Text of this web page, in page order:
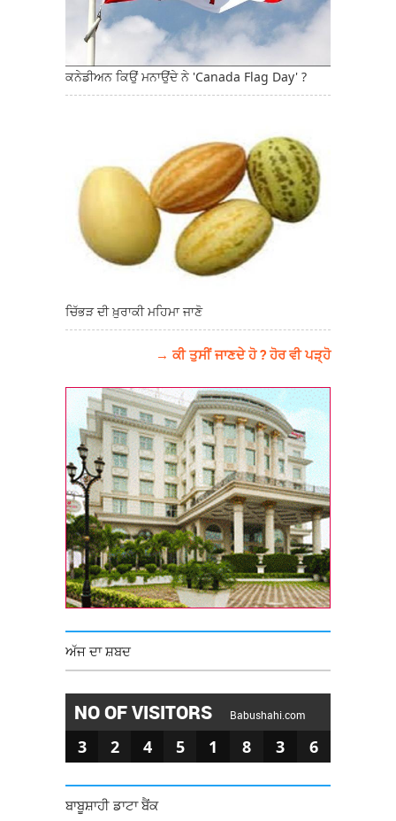
ਕਨੇਡੀਅਨ ਕਿਉਂ ਮਨਾਉਂਦੇ ਨੇ 'Canada Flag Day' ?
ਚਿੱਭੜ ਦੀ ਖ਼ੁਰਾਕੀ ਮਹਿਮਾ ਜਾਣੋ
→ ਕੀ ਤੁਸੀਂ ਜਾਣਦੇ ਹੋ ? ਹੋਰ ਵੀ ਪੜ੍ਹੋ
ਅੱਜ ਦਾ ਸ਼ਬਦ
NO OF VISITORS Babushahi.com
3 2 4 5 1 8 3 6
ਬਾਬੂਸ਼ਾਹੀ ਡਾਟਾ ਬੈਂਕ